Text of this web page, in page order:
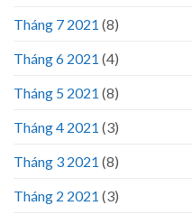
Tháng 7 2021 (8)
Tháng 6 2021 (4)
Tháng 5 2021 (8)
Tháng 4 2021 (3)
Tháng 3 2021 (8)
Tháng 2 2021 (3)